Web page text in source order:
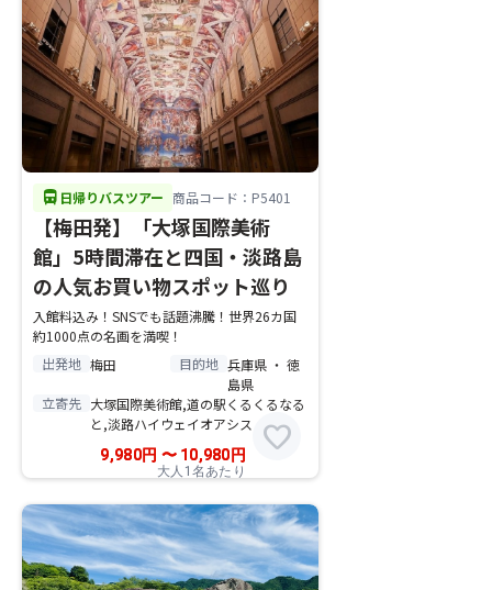
directions_bus 日帰りバスツアー 商品コード：P5401
【梅田発】「大塚国際美術
館」5時間滞在と四国・淡路島
の人気お買い物スポット巡り
入館料込み！SNSでも話題沸騰！世界26カ国
約1000点の名画を満喫！
出発地 梅田 目的地 兵庫県 ・ 徳
島県
立寄先 大塚国際美術館,道の駅くるくるなる
と,淡路ハイウェイオアシス
9,980円 〜10,980 円
大人1名あたり
favorite